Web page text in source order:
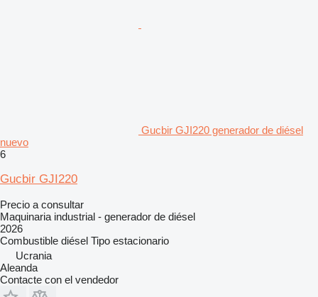
Gucbir GJI220 generador de diésel
nuevo
6
Gucbir GJI220
Precio a consultar
Maquinaria industrial - generador de diésel
2026
Combustible diésel Tipo estacionario
Ucrania
Aleanda
Contacte con el vendedor